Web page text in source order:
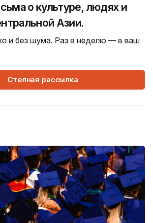
о культуре, людях и
Азии.
и без шума. Раз в неделю — в ваш
Степная рассылка